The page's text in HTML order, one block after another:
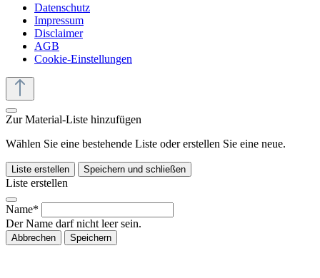
Datenschutz
Impressum
Disclaimer
AGB
Cookie-Einstellungen
Zur Material-Liste hinzufügen
Wählen Sie eine bestehende Liste oder erstellen Sie eine neue.
Liste erstellen Speichern und schließen
Liste erstellen
Name*
Der Name darf nicht leer sein.
Abbrechen Speichern